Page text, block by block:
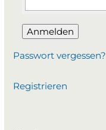
Anmelden
Passwort vergessen?
Registrieren